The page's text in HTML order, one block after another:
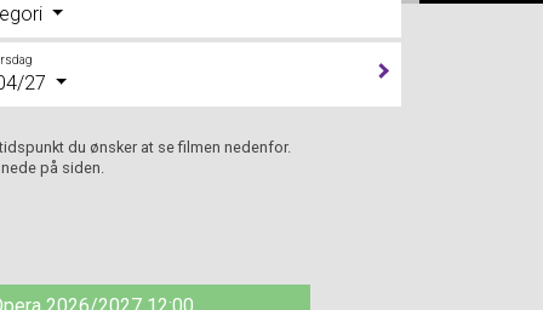
27
du ønsker at se filmen nedenfor.
på siden.
2026/2027 12:00